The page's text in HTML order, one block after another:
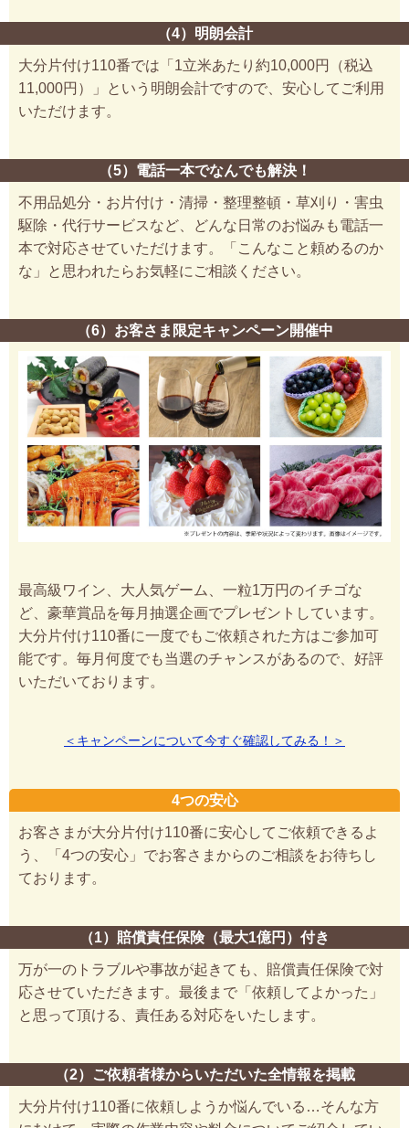
（4）明朗会計
大分片付け110番では「1立米あたり約10,000円（税込
11,000円）」という明朗会計ですので、安心してご利用
いただけます。
（5）電話一本でなんでも解決！
不用品処分・お片付け・清掃・整理整頓・草刈り・害虫
駆除・代行サービスなど、どんな日常のお悩みも電話一
本で対応させていただけます。「こんなこと頼めるのか
な」と思われたらお気軽にご相談ください。
（6）お客さま限定キャンペーン開催中
最高級ワイン、大人気ゲーム、一粒1万円のイチゴな
ど、豪華賞品を毎月抽選企画でプレゼントしています。
大分片付け110番に一度でもご依頼された方はご参加可
能です。毎月何度でも当選のチャンスがあるので、好評
いただいております。
＜キャンペーンについて今すぐ確認してみる！＞
4つの安心
お客さまが大分片付け110番に安心してご依頼できるよ
う、「4つの安心」でお客さまからのご相談をお待ちし
ております。
（1）賠償責任保険（最大1億円）付き
万が一のトラブルや事故が起きても、賠償責任保険で対
応させていただきます。最後まで「依頼してよかった」
と思って頂ける、責任ある対応をいたします。
（2）ご依頼者様からいただいた全情報を掲載
大分片付け110番に依頼しようか悩んでいる…そんな方